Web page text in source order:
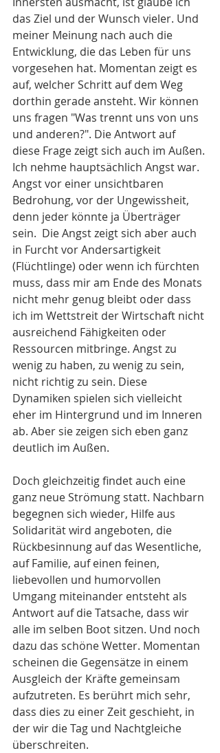
das Ziel und der Wunsch vieler. Und
meiner Meinung nach auch die
Entwicklung, die das Leben für uns
vorgesehen hat. Momentan zeigt es
auf, welcher Schritt auf dem Weg
dorthin gerade ansteht. Wir können
uns fragen "Was trennt uns von uns
und anderen?". Die Antwort auf
diese Frage zeigt sich auch im Außen.
Ich nehme hauptsächlich Angst war.
Angst vor einer unsichtbaren
Bedrohung, vor der Ungewissheit,
denn jeder könnte ja Überträger
sein.  Die Angst zeigt sich aber auch
in Furcht vor Andersartigkeit
(Flüchtlinge) oder wenn ich fürchten
muss, dass mir am Ende des Monats
nicht mehr genug bleibt oder dass
ich im Wettstreit der Wirtschaft nicht
ausreichend Fähigkeiten oder
Ressourcen mitbringe. Angst zu
wenig zu haben, zu wenig zu sein,
nicht richtig zu sein. Diese
Dynamiken spielen sich vielleicht
eher im Hintergrund und im Inneren
ab. Aber sie zeigen sich eben ganz
deutlich im Außen.
Doch gleichzeitig findet auch eine
ganz neue Strömung statt. Nachbarn
begegnen sich wieder, Hilfe aus
Solidarität wird angeboten, die
Rückbesinnung auf das Wesentliche,
auf Familie, auf einen feinen,
liebevollen und humorvollen
Umgang miteinander entsteht als
Antwort auf die Tatsache, dass wir
alle im selben Boot sitzen. Und noch
dazu das schöne Wetter. Momentan
scheinen die Gegensätze in einem
Ausgleich der Kräfte gemeinsam
aufzutreten. Es berührt mich sehr,
dass dies zu einer Zeit geschieht, in
der wir die Tag und Nachtgleiche
überschreiten.